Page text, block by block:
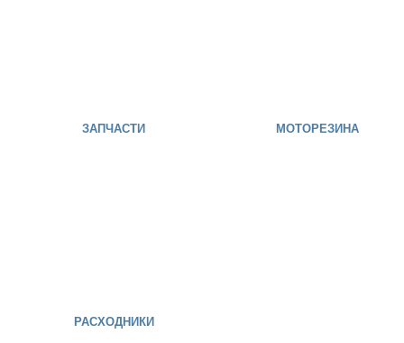
ЗАПЧАСТИ МОТОРЕЗИНА
РАСХОДНИКИ